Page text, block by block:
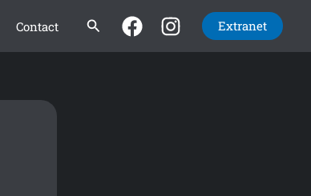
Contact Rechercher Extranet